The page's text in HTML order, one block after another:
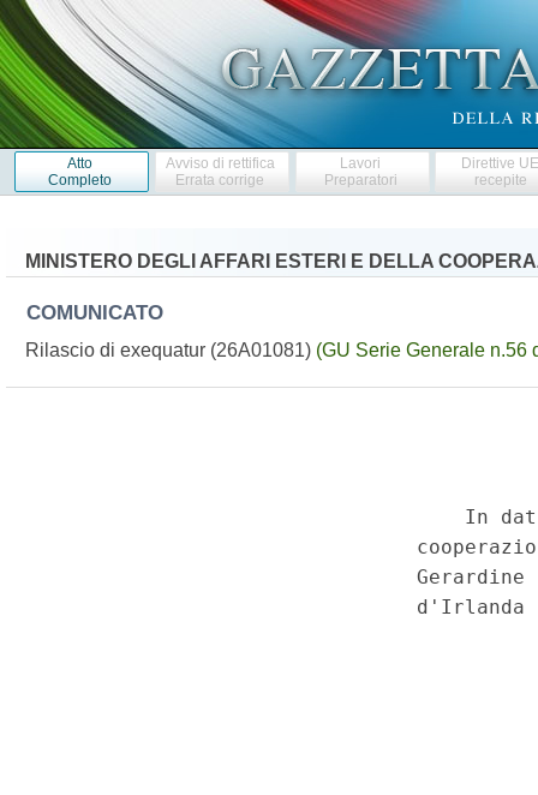
Atto
Completo
Avviso di rettifica
Errata corrige
Lavori
Preparatori
Direttive
recepite
MINISTERO DEGLI AFFARI ESTERI E DELLA
COMUNICATO
Rilascio di exequatur (26A01081) (GU Serie Generale n.56